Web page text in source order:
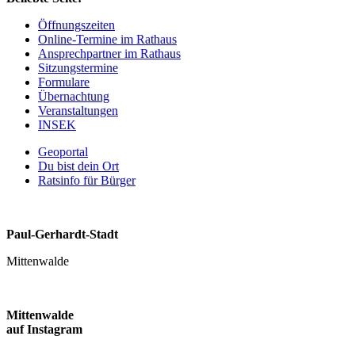
Öffnungszeiten
Online-Termine im Rathaus
Ansprechpartner im Rathaus
Sitzungstermine
Formulare
Übernachtung
Veranstaltungen
INSEK
Geoportal
Du bist dein Ort
Ratsinfo für Bürger
Paul-Gerhardt-Stadt
Mittenwalde
Mittenwalde
auf Instagram